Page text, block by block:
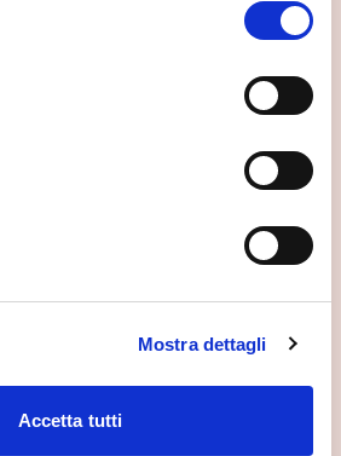
Mostra dettagli
Accetta tutti
su questa zona, qui trovi altri